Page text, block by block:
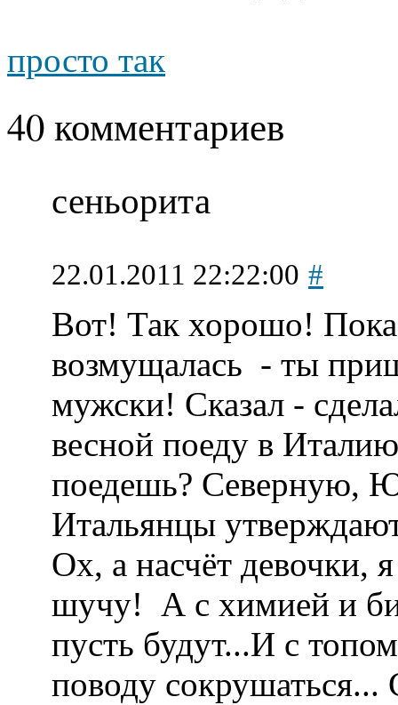
просто так
40 комментариев
сеньорита
22.01.2011 22:22:00 #
Вот! Так хорошо! Пока
возмущалась - ты
мужски! Сказал -
весной поеду в
поедешь? Северную,
Итальянцы
Ох, а насчёт девочки,
шучу! А с химией и
пусть будут...И с
поводу